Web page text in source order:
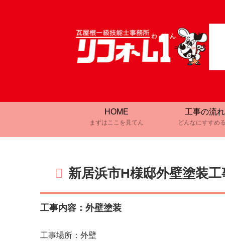
HOME
まずはここを見てん
工事の流れ
どんなにすすめ
新居浜市H様邸外壁塗装工
工事内容：外壁塗装
工事場所：外壁